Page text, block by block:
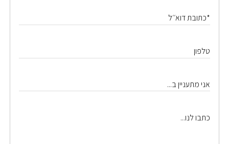
*כתובת דוא׳׳ל
טלפון
אני מתעניין ב...
כתבו לנו...